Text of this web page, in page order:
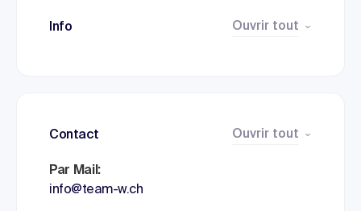
Info Ouvrir tout
Contact Ouvrir tout
Par Mail:
info@team-w.ch